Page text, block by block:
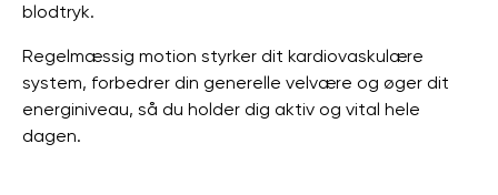
blodtryk.
Regelmæssig motion styrker dit kardiovaskulære
system, forbedrer din generelle velvære og øger dit
energiniveau, så du holder dig aktiv og vital hele
dagen.